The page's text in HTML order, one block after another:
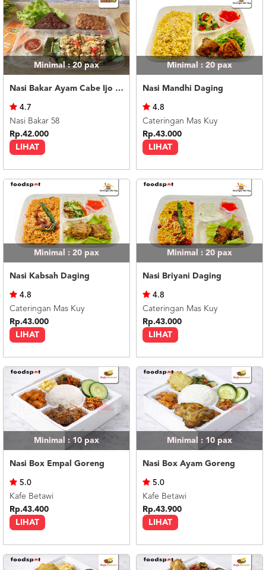
Minimal : 20pax
Nasi Bakar Ayam Cabe Ijo + Tahu Tempe
LIHAT
4.7
Nasi Bakar 58
Rp.42.000
Minimal : 20pax
Nasi Mandhi Daging
LIHAT
4.8
Cateringan Mas Kuy
Rp.43.000
Minimal : 20 pax
Nasi Kabsah Daging
LIHAT
4.8
Cateringan Mas Kuy
Rp.43.000
Minimal : 20 pax
Nasi Briyani Daging
LIHAT
4.8
Cateringan Mas Kuy
Rp.43.000
Minimal : 10 pax
Nasi Box Empal Goreng
LIHAT
5.0
Kafe Betawi
Rp.43.400
Minimal : 10pax
Nasi Box Ayam Goreng
LIHAT
5.0
Kafe Betawi
Rp.43.900